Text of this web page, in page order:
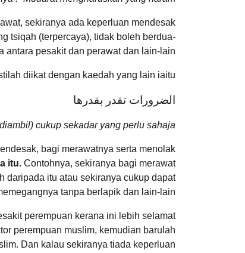
sekiranya ada keperluan mendesak
tsiqah (terpercaya), tidak boleh berdua-
antara pesakit dan perawat dan lain-lain.
diikat dengan kaedah yang lain iaitu :
الضرورات تقدر بقدرها
cukup sekadar yang perlu sahaja”
bagi merawatnya serta menolak
itu. Contohnya, sekiranya bagi merawat
daripada itu atau sekiranya cukup dapat
tanpa berlapik dan lain-lain.
perempuan kerana ini lebih selamat
perempuan muslim, kemudian barulah
Dan kalau sekiranya tiada keperluan